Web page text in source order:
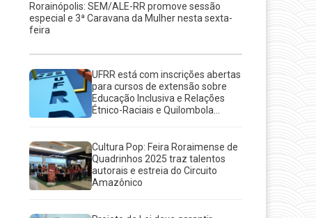
Rorainópolis: SEM/ALE-RR promove sessão
especial e 3ª Caravana da Mulher nesta sexta-
feira
UFRR está com inscrições abertas
para cursos de extensão sobre
Educação Inclusiva e Relações
Étnico-Raciais e Quilombola...
Cultura Pop: Feira Roraimense de
Quadrinhos 2025 traz talentos
autorais e estreia do Circuito
Amazônico